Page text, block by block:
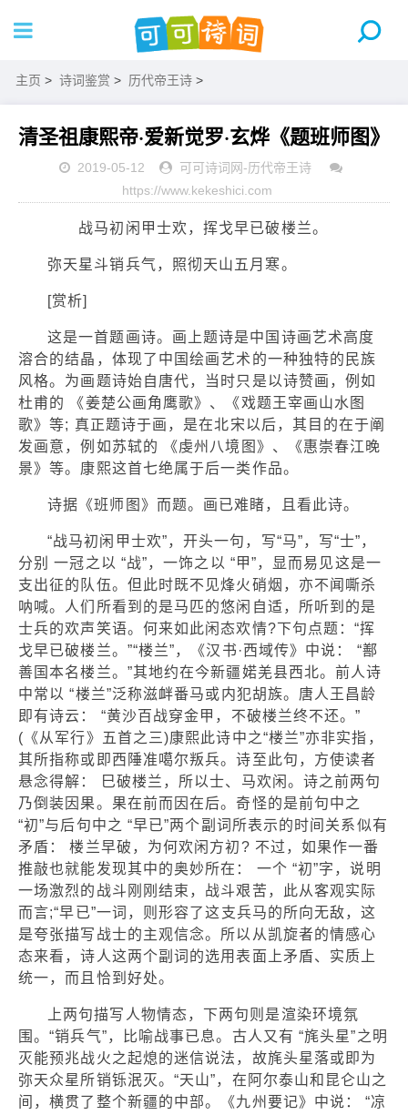
主页 > 诗词鉴赏 > 历代帝王诗 >
清圣祖康熙帝·爱新觉罗·玄烨《题班师图》
2019-05-12 可可诗词网-历代帝王诗
https://www.kekeshici.com
战马初闲甲士欢，挥戈早已破楼兰。
弥天星斗销兵气，照彻天山五月寒。
[赏析]
这是一首题画诗。画上题诗是中国诗画艺术高度
溶合的结晶，体现了中国绘画艺术的一种独特的民族
风格。为画题诗始自唐代，当时只是以诗赞画，例如
杜甫的 《姜楚公画角鹰歌》、《戏题王宰画山水图
歌》等; 真正题诗于画，是在北宋以后，其目的在于阐
发画意，例如苏轼的 《虔州八境图》、《惠崇春江晚
景》等。康熙这首七绝属于后一类作品。
诗据《班师图》而题。画已难睹，且看此诗。
“战马初闲甲士欢”，开头一句，写“马”，写“士”，
分别 一冠之以 “战”，一饰之以 “甲”，显而易见这是一
支出征的队伍。但此时既不见烽火硝烟，亦不闻嘶杀
呐喊。人们所看到的是马匹的悠闲自适，所听到的是
士兵的欢声笑语。何来如此闲态欢情?下句点题：“挥
戈早已破楼兰。”“楼兰”，《汉书·西域传》中说： “鄯
善国本名楼兰。”其地约在今新疆婼羌县西北。前人诗
中常以 “楼兰”泛称滋衅番马或内犯胡族。唐人王昌龄
即有诗云： “黄沙百战穿金甲，不破楼兰终不还。”
(《从军行》五首之三)康熙此诗中之“楼兰”亦非实指，
其所指称或即西陲准噶尔叛兵。诗至此句，方使读者
悬念得解： 巳破楼兰，所以士、马欢闲。诗之前两句
乃倒装因果。果在前而因在后。奇怪的是前句中之
“初”与后句中之 “早已”两个副词所表示的时间关系似有
矛盾： 楼兰早破，为何欢闲方初? 不过，如果作一番
推敲也就能发现其中的奥妙所在： 一个 “初”字，说明
一场激烈的战斗刚刚结束，战斗艰苦，此从客观实际
而言;“早已”一词，则形容了这支兵马的所向无敌，这
是夸张描写战士的主观信念。所以从凯旋者的情感心
态来看，诗人这两个副词的选用表面上矛盾、实质上
统一，而且恰到好处。
上两句描写人物情态，下两句则是渲染环境氛
围。“销兵气”，比喻战事已息。古人又有 “旄头星”之明
灭能预兆战火之起熄的迷信说法，故旄头星落或即为
弥天众星所销铄泯灭。“天山”，在阿尔泰山和昆仑山之
间，横贯了整个新疆的中部。《九州要记》中说： “凉